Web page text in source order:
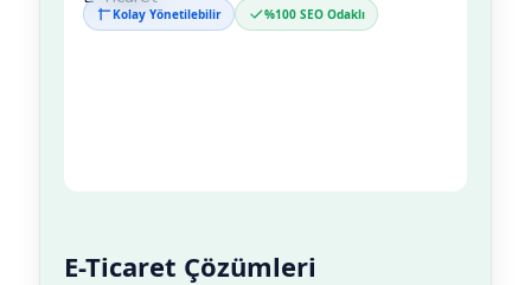
Kolay Yönetilebilir %100 SEO Odaklı
E-Ticaret Çözümleri